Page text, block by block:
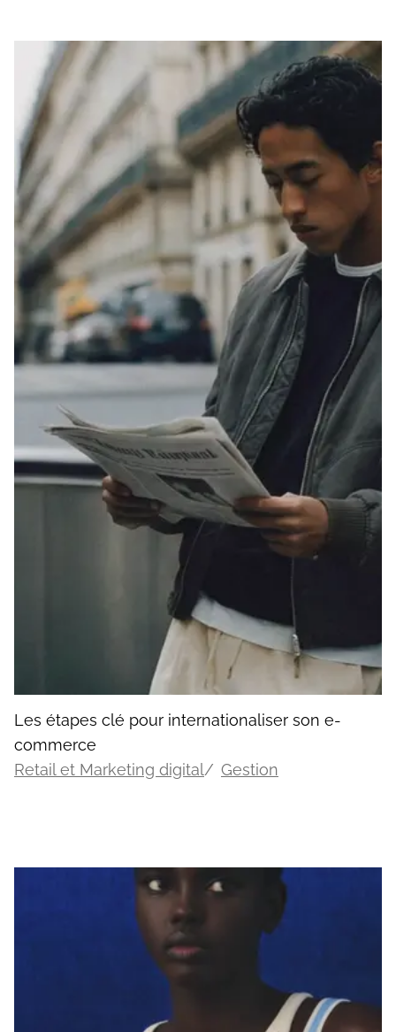
Les étapes clé pour internationaliser son e-
commerce
Retail et Marketing digital
Gestion